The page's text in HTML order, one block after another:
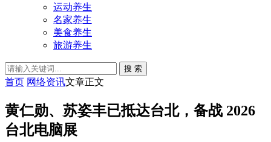
运动养生
名家养生
美食养生
旅游养生
搜 索
首页 网络资讯文章正文
黄仁勋、苏姿丰已抵达台北，备战 2026
台北电脑展